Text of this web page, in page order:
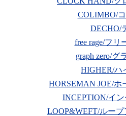
COLIMBO/
DECHO/
free rage/フリ
graph zero/グ
HIGHER/ハ
HORSEMAN JOE/ホ
INCEPTION/イ
LOOP&WEFT/ループ